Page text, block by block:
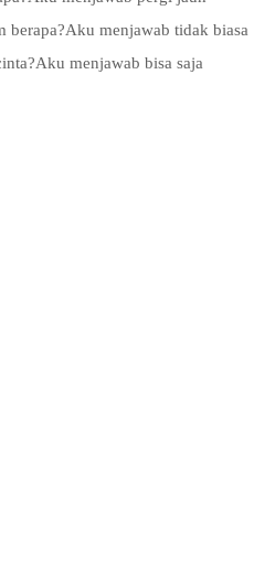
berapa?Aku menjawab tidak biasa
menjawab bisa saja